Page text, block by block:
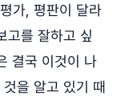
가, 평판이 달라
고를 잘하고 싶
결국 이것이 나
을 알고 있기 때